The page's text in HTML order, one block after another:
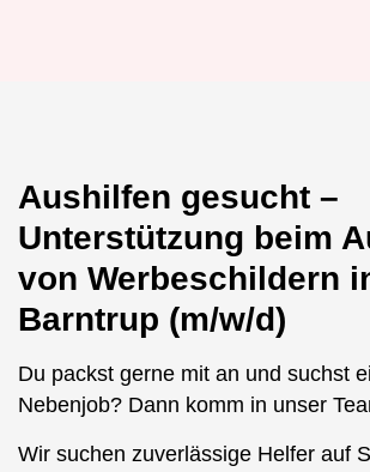
Aushilfen gesucht –
Unterstützung beim
von Werbeschildern
Barntrup (m/w/d)
Du packst gerne mit an und suchst
Nebenjob? Dann komm in unser
Wir suchen zuverlässige Helfer auf